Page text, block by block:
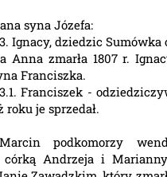
syna Józefa:
Ignacy, dziedzic
Anna zmarła 1807 r.
Franciszka.
Franciszek -
roku je sprzedał.
podkomorzy
córką Andrzeja i